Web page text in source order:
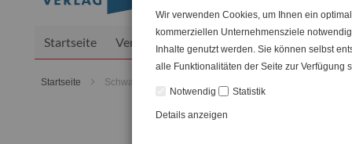
Startseite Verlag ReiseKellner Senioren
Startseite Schwarz-weiß-tot
Wir verwenden Cookies, um Ihnen ein
kommerziellen Unternehmensziele
Inhalte genutzt werden. Sie können selbst
alle Funktionalitäten der Seite zur Verfügung
Notwendig Statistik
Details anzeigen